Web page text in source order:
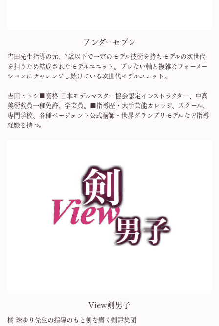
アンダーセブン
吉田先生指導の元、7歳以下で一定のモデル技術を持ちモデルの次世代
を担うため結成されたモデルユニット。ブレない軸と複雑なフォーメー
ションにチャレンジし続けている次世代モデルユニット。
吉田ヒトシ■資格 日本モデルマスター協会認定インストラクター、中高
美術教員一種免許、学芸員。■指導歴・大手芸能カレッジ、スクール、
専門学校、各種ページェント公式講師・世界グランプリモデルなど指導
経験を持つ。
View剣男子
橘 珠ゆり先生の指導のもと剣を磨く剣舞集団